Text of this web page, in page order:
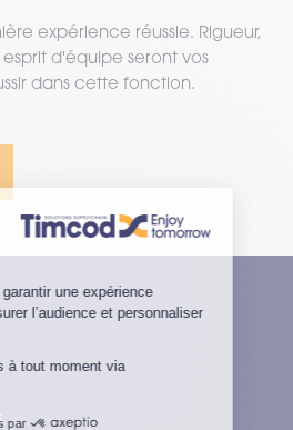
expérience réussie. Rigueur,
d'équipe seront vos
dans cette fonction.